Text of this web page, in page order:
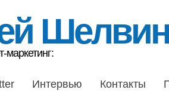
Шелвин
маркетинг:
Интервью Контакты